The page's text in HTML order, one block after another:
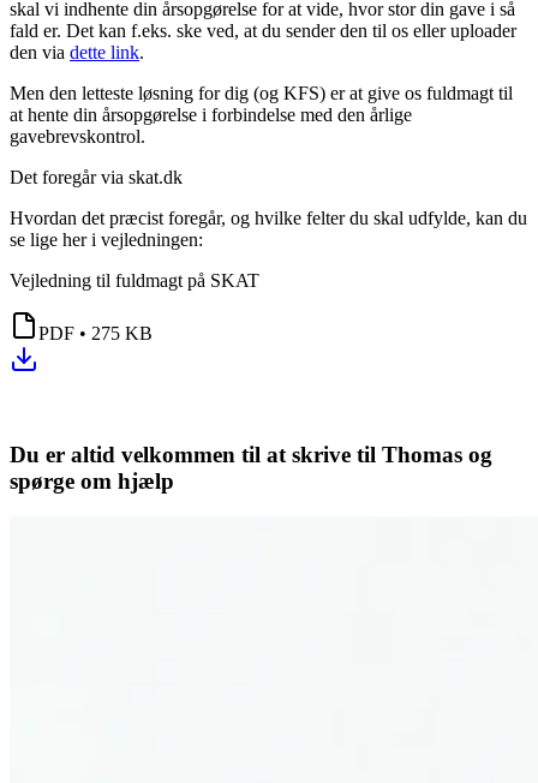
skal vi indhente din årsopgørelse for at vide, hvor stor din gave i så
fald er. Det kan f.eks. ske ved, at du sender den til os eller uploader
den via dette link.
Men den letteste løsning for dig (og KFS) er at give os fuldmagt til
at hente din årsopgørelse i forbindelse med den årlige
gavebrevskontrol.
Det foregår via skat.dk
Hvordan det præcist foregår, og hvilke felter du skal udfylde, kan du
se lige her i vejledningen:
Vejledning til fuldmagt på SKAT
PDF • 275 KB
Du er altid velkommen til at skrive til Thomas og
spørge om hjælp